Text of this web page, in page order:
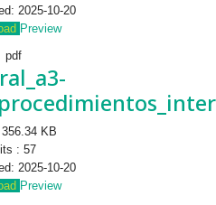
2025-10-20
Preview
pdf
356.34 KB
: 57
2025-10-20
Preview